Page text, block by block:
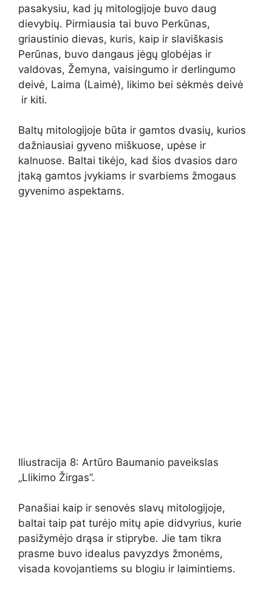
pasakysiu, kad jų mitologijoje buvo daug
dievybių. Pirmiausia tai buvo Perkūnas,
griaustinio dievas, kuris, kaip ir slaviškasis
Perūnas, buvo dangaus jėgų globėjas ir
valdovas, Žemyna, vaisingumo ir derlingumo
deivė, Laima (Laimė), likimo bei sėkmės deivė
ir kiti.
Baltų mitologijoje būta ir gamtos dvasių, kurios
dažniausiai gyveno miškuose, upėse ir
kalnuose. Baltai tikėjo, kad šios dvasios daro
įtaką gamtos įvykiams ir svarbiems žmogaus
gyvenimo aspektams.
Iliustracija 8: Artūro Baumanio paveikslas
„Llikimo Žirgas”.
Panašiai kaip ir senovės slavų mitologijoje,
baltai taip pat turėjo mitų apie didvyrius, kurie
pasižymėjo drąsa ir stiprybe. Jie tam tikra
prasme buvo idealus pavyzdys žmonėms,
visada kovojantiems su blogiu ir laimintiems.